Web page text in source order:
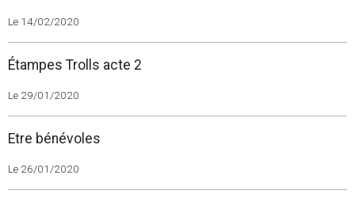
Le 14/02/2020
Étampes Trolls acte 2
Le 29/01/2020
Etre bénévoles
Le 26/01/2020